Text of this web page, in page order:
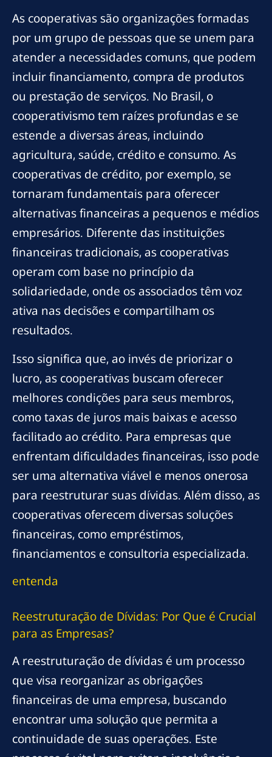
As cooperativas são organizações formadas
por um grupo de pessoas que se unem para
atender a necessidades comuns, que podem
incluir financiamento, compra de produtos
ou prestação de serviços. No Brasil, o
cooperativismo tem raízes profundas e se
estende a diversas áreas, incluindo
agricultura, saúde, crédito e consumo. As
cooperativas de crédito, por exemplo, se
tornaram fundamentais para oferecer
alternativas financeiras a pequenos e médios
empresários. Diferente das instituições
financeiras tradicionais, as cooperativas
operam com base no princípio da
solidariedade, onde os associados têm voz
ativa nas decisões e compartilham os
resultados.
Isso significa que, ao invés de priorizar o
lucro, as cooperativas buscam oferecer
melhores condições para seus membros,
como taxas de juros mais baixas e acesso
facilitado ao crédito. Para empresas que
enfrentam dificuldades financeiras, isso pode
ser uma alternativa viável e menos onerosa
para reestruturar suas dívidas. Além disso, as
cooperativas oferecem diversas soluções
financeiras, como empréstimos,
financiamentos e consultoria especializada.
entenda
Reestruturação de Dívidas: Por Que é Crucial
para as Empresas?
A reestruturação de dívidas é um processo
que visa reorganizar as obrigações
financeiras de uma empresa, buscando
encontrar uma solução que permita a
continuidade de suas operações. Este